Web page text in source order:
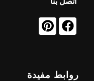
روابط مفيدة